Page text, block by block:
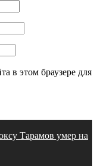
в этом браузере для
Тарамов умер на